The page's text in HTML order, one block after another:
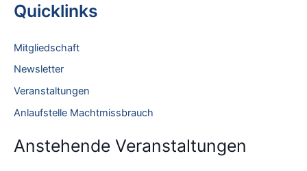
h
c
h
Quicklinks
Mitgliedschaft
Newsletter
Veranstaltungen
Anlaufstelle Machtmissbrauch
Anstehende Veranstaltungen